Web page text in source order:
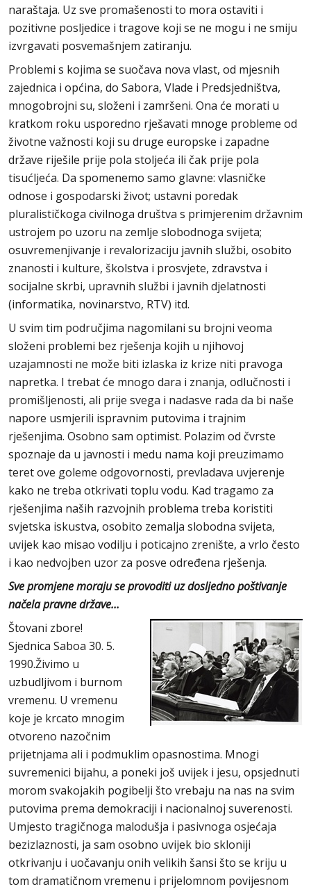
naraštaja. Uz sve promašenosti to mora ostaviti i
pozitivne posljedice i tragove koji se ne mogu i ne smiju
izvrgavati posvemašnjem zatiranju.
Problemi s kojima se suočava nova vlast, od mjesnih
zajednica i općina, do Sabora, Vlade i Predsjedništva,
mnogobrojni su, složeni i zamršeni. Ona će morati u
kratkom roku usporedno rješavati mnoge probleme od
životne važnosti koji su druge europske i zapadne
države riješile prije pola stoljeća ili čak prije pola
tisućljeća. Da spomenemo samo glavne: vlasničke
odnose i gospodarski život; ustavni poredak
pluralističkoga civilnoga društva s primjerenim državnim
ustrojem po uzoru na zemlje slobodnoga svijeta;
osuvremenjivanje i revalorizaciju javnih službi, osobito
znanosti i kulture, školstva i prosvjete, zdravstva i
socijalne skrbi, upravnih službi i javnih djelatnosti
(informatika, novinarstvo, RTV) itd.
U svim tim područjima nagomilani su brojni veoma
složeni problemi bez rješenja kojih u njihovoj
uzajamnosti ne može biti izlaska iz krize niti pravoga
napretka. I trebat će mnogo dara i znanja, odlučnosti i
promišljenosti, ali prije svega i nadasve rada da bi naše
napore usmjerili ispravnim putovima i trajnim
rješenjima. Osobno sam optimist. Polazim od čvrste
spoznaje da u javnosti i medu nama koji preuzimamo
teret ove goleme odgovornosti, prevladava uvjerenje
kako ne treba otkrivati toplu vodu. Kad tragamo za
rješenjima naših razvojnih problema treba koristiti
svjetska iskustva, osobito zemalja slobodna svijeta,
uvijek kao misao vodilju i poticajno zrenište, a vrlo često
i kao nedvojben uzor za posve određena rješenja.
Sve promjene moraju se provoditi uz dosljedno poštivanje
načela pravne države...
Štovani zbore!
Sjednica Saboa 30. 5.
1990.Živimo u
uzbudljivom i burnom
vremenu. U vremenu
koje je krcato mnogim
otvoreno nazočnim
prijetnjama ali i podmuklim opasnostima. Mnogi
suvremenici bijahu, a poneki još uvijek i jesu, opsjednuti
morom svakojakih pogibelji što vrebaju na nas na svim
putovima prema demokraciji i nacionalnoj suverenosti.
Umjesto tragičnoga malodušja i pasivnoga osjećaja
bezizlaznosti, ja sam osobno uvijek bio skloniji
otkrivanju i uočavanju onih velikih šansi što se kriju u
tom dramatičnom vremenu i prijelomnom povijesnom